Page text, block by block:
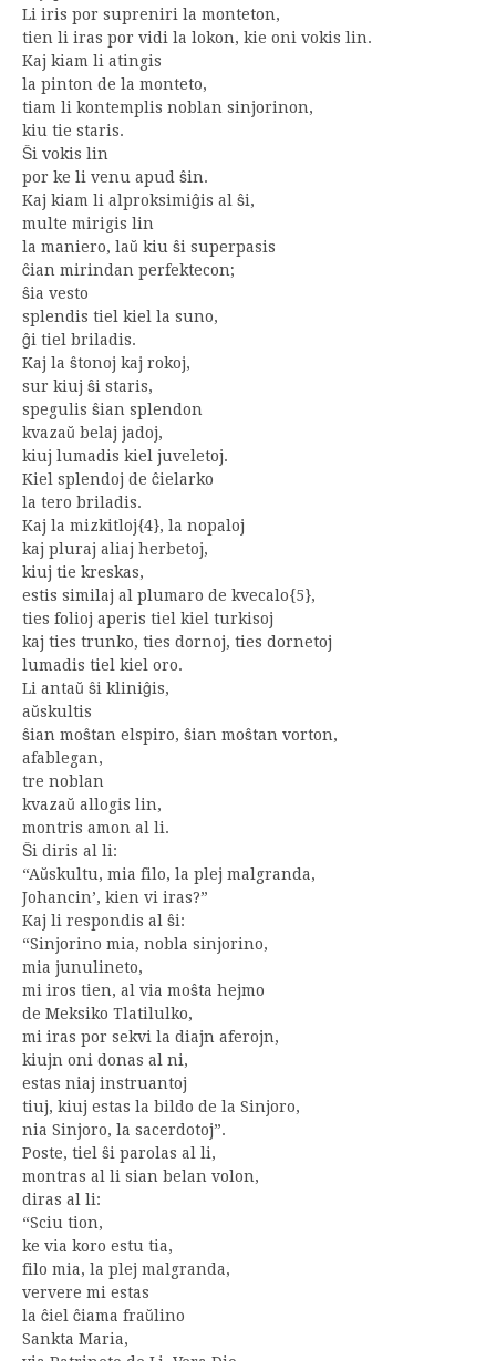
Li iris por supreniri la monteton,
tien li iras por vidi la lokon, kie oni vokis lin.
Kaj kiam li atingis
la pinton de la monteto,
tiam li kontemplis noblan sinjorinon,
kiu tie staris.
Ŝi vokis lin
por ke li venu apud ŝin.
Kaj kiam li alproksimiĝis al ŝi,
multe mirigis lin
la maniero, laŭ kiu ŝi superpasis
ĉian mirindan perfektecon;
ŝia vesto
splendis tiel kiel la suno,
ĝi tiel briladis.
Kaj la ŝtonoj kaj rokoj,
sur kiuj ŝi staris,
spegulis ŝian splendon
kvazaŭ belaj jadoj,
kiuj lumadis kiel juveletoj.
Kiel splendoj de ĉielarko
la tero briladis.
Kaj la mizkitloj{4}, la nopaloj
kaj pluraj aliaj herbetoj,
kiuj tie kreskas,
estis similaj al plumaro de kvecalo{5},
ties folioj aperis tiel kiel turkisoj
kaj ties trunko, ties dornoj, ties dornetoj
lumadis tiel kiel oro.
Li antaŭ ŝi kliniĝis,
aŭskultis
ŝian moŝtan elspiro, ŝian moŝtan vorton,
afablegan,
tre noblan
kvazaŭ allogis lin,
montris amon al li.
Ŝi diris al li:
“Aŭskultu, mia filo, la plej malgranda,
Johancin’, kien vi iras?”
Kaj li respondis al ŝi:
“Sinjorino mia, nobla sinjorino,
mia junulineto,
mi iros tien, al via moŝta hejmo
de Meksiko Tlatilulko,
mi iras por sekvi la diajn aferojn,
kiujn oni donas al ni,
estas niaj instruantoj
tiuj, kiuj estas la bildo de la Sinjoro,
nia Sinjoro, la sacerdotoj”.
Poste, tiel ŝi parolas al li,
montras al li sian belan volon,
diras al li:
“Sciu tion,
ke via koro estu tia,
filo mia, la plej malgranda,
ververe mi estas
la ĉiel ĉiama fraŭlino
Sankta Maria,